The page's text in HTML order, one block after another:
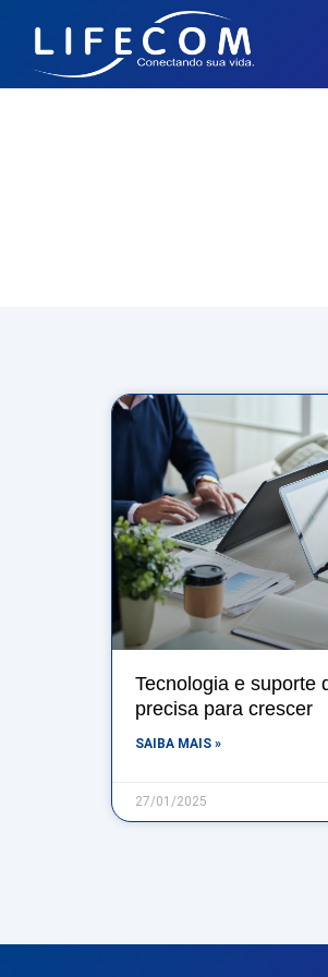
Tecnologia e suporte
precisa para crescer
SAIBA MAIS »
27/01/2025